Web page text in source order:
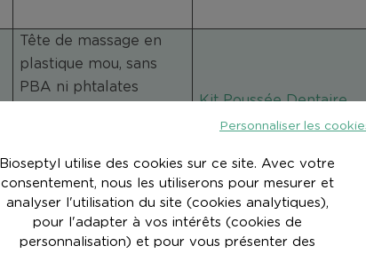
Tête de massage en
plastique mou, sans
PBA ni phtalates
plastique mou, sans
PBA ni phtalates
Kit Poussée Dentaire
Ouille !
Tête de massage en
Bioseptyl utilise des cookies sur ce site. Avec votre
consentement, nous les utiliserons pour mesurer et
analyser l'utilisation du site (cookies analytiques),
pour l'adapter à vos intérêts (cookies de
personnalisation) et pour vous présenter des
Personnaliser les